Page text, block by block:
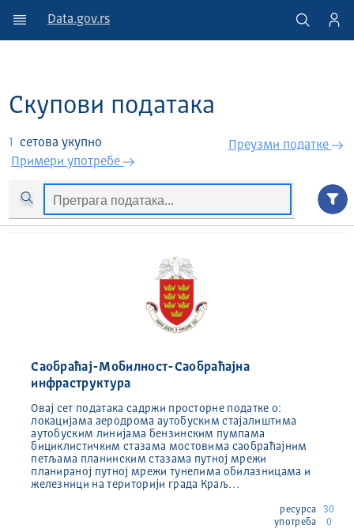
Data.gov.rs
Скупови података
1
сетова укупно
Примери употребе
Преузми податкe
Саобраћај-Мобилност-Саобраћајна
инфраструктура
Овај сет података садржи просторне податке о:
локацијама аеродрома аутобуским стајалиштима
аутобуским линијама бензинским пумпама
бициклистичким стазама мостовима саобраћајним
петљама планинским стазама путној мрежи
планираној путној мрежи тунелима обилазницама и
железници на територији града Краљ…
ресурса
30
употреба
0